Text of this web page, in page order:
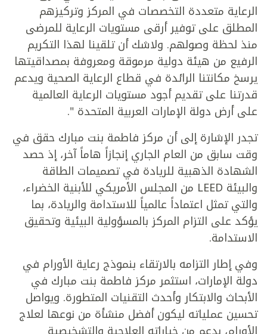
الرعاية متعددة التخصصات في المركز وتركيزهم
المطلق على توفير أرقى مستويات الرعاية للمرضى
منذ لحظة وصولهم. ولاشك أن تلقينا لهذا التكريم
الرفيع من هيئة دولية مرموقة ومعروفة بمصداقيتها
يرسخ مكانتنا الرائدة في قطاع الرعاية الصحية ويدعم
قدرتنا على تقديم أجود مستويات الرعاية العالمية
على أرض دولة الإمارات العربية المتحدة ".
تجدر الإشارة إلى أن مركز فاطمة بنت مبارك حقق في
وقت سابق من العام الجاري إنجازاً هاماً آخر، إذ حصد
الشهادة الذهبية للريادة في تصميمات الطاقة
والبيئة LEED من المجلس الأمريكي للأبنية الخضراء،
والتي تمثل اعتماداً عالمياً للاستدامة والريادة، بما
يؤكد على التزام المركز بالمسؤولية البيئية وتحقيق
الاستدامة.
وفي إطار التزامه بالارتقاء بنموذج رعاية الأورام في
دولة الإمارات، استثمر مركز فاطمة بنت مبارك في
الأبحاث والابتكار وأحدث التقنيات المتطورة. ويواصل
تحسين عملياته ليكون أفضل منشأة من نوعها لعلاج